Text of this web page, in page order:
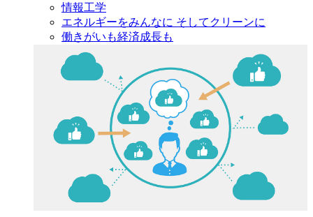
情報工学
エネルギーをみんなに そしてクリーンに
働きがいも経済成長も